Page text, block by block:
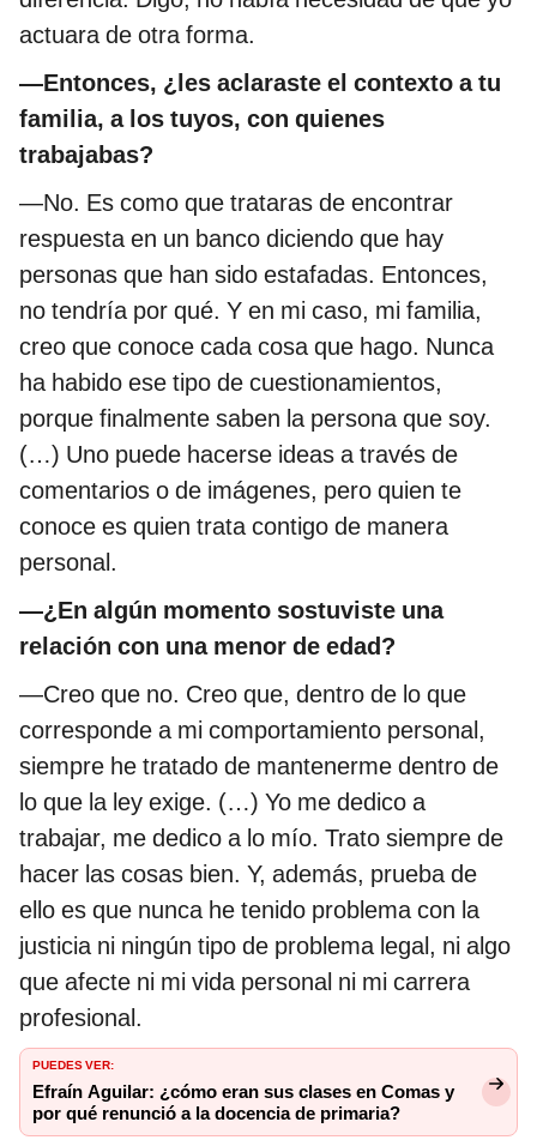
actuara de otra forma.
—Entonces, ¿les aclaraste el contexto a tu
familia, a los tuyos, con quienes
trabajabas?
—No. Es como que trataras de encontrar
respuesta en un banco diciendo que hay
personas que han sido estafadas. Entonces,
no tendría por qué. Y en mi caso, mi familia,
creo que conoce cada cosa que hago. Nunca
ha habido ese tipo de cuestionamientos,
porque finalmente saben la persona que soy.
(…) Uno puede hacerse ideas a través de
comentarios o de imágenes, pero quien te
conoce es quien trata contigo de manera
personal.
—¿En algún momento sostuviste una
relación con una menor de edad?
—Creo que no. Creo que, dentro de lo que
corresponde a mi comportamiento personal,
siempre he tratado de mantenerme dentro de
lo que la ley exige. (…) Yo me dedico a
trabajar, me dedico a lo mío. Trato siempre de
hacer las cosas bien. Y, además, prueba de
ello es que nunca he tenido problema con la
justicia ni ningún tipo de problema legal, ni algo
que afecte ni mi vida personal ni mi carrera
profesional.
PUEDES VER:
Efraín Aguilar: ¿cómo eran sus clases en Comas y
por qué renunció a la docencia de primaria?